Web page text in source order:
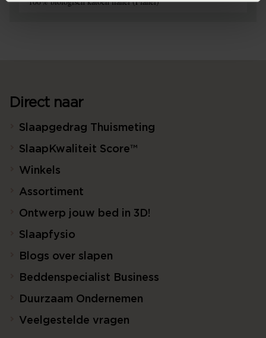
Direct naar
Slaapgedrag Thuismeting
SlaapKwaliteit Score™
Winkels
Assortiment
Ontwerp jouw bed in 3D!
Slaapfysio
Blogs over slapen
Beddenspecialist Business
Duurzaam Ondernemen
Veelgestelde vragen